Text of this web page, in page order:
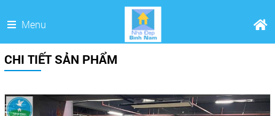
Menu
CHI TIẾT SẢN PHẨM